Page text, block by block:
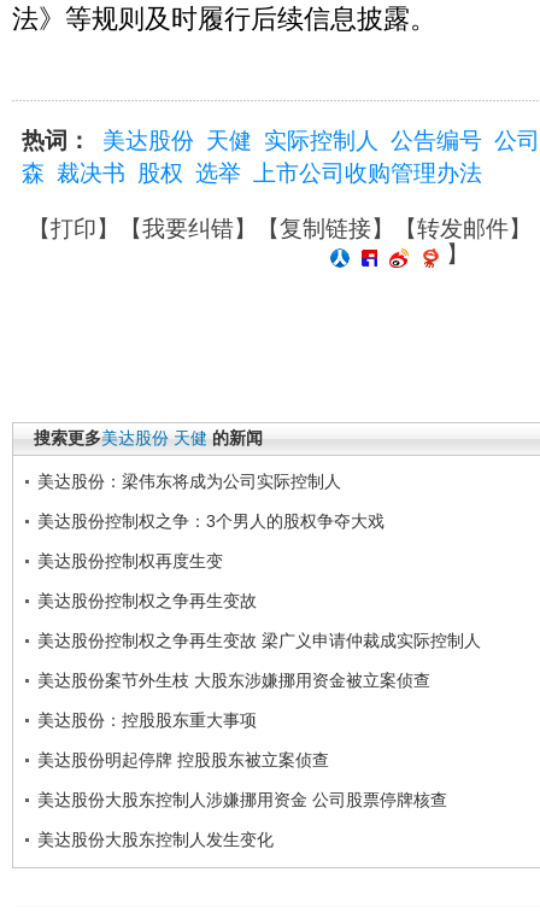
法》等规则及时履行后续信息披露。
热词： 美达股份 天健 实际控制人 公告编号 公
森 裁决书 股权 选举 上市公司收购管理办法
【打印】【我要纠错】【复制链接】【转发邮件】
】
搜索更多美达股份 天健 的新闻
美达股份：梁伟东将成为公司实际控制人
美达股份控制权之争：3个男人的股权争夺大戏
美达股份控制权再度生变
美达股份控制权之争再生变故
美达股份控制权之争再生变故 梁广义申请仲裁成实际控制人
美达股份案节外生枝 大股东涉嫌挪用资金被立案侦查
美达股份：控股股东重大事项
美达股份明起停牌 控股股东被立案侦查
美达股份大股东控制人涉嫌挪用资金 公司股票停牌核查
美达股份大股东控制人发生变化